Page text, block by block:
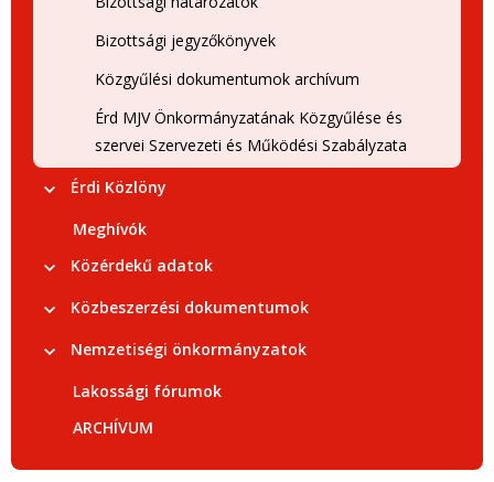
Bizottsági jegyzőkönyvek
Közgyűlési dokumentumok archívum
Érd MJV Önkormányzatának Közgyűlése és
szervei Szervezeti és Működési Szabályzata
Érdi Közlöny
Meghívók
Közérdekű adatok
Közbeszerzési dokumentumok
Nemzetiségi önkormányzatok
Lakossági fórumok
ARCHÍVUM